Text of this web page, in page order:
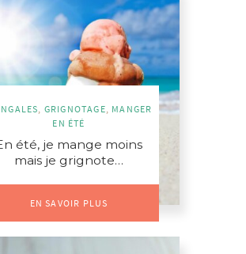
, GRIGNOTAGE, MANGER
EN ÉTÉ
été, je mange moins
mais je grignote…
EN SAVOIR PLUS